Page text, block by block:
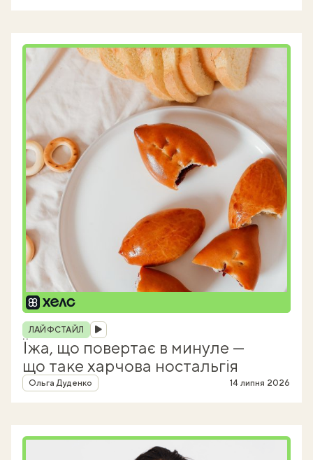
Рубрика
ЛАЙФСТАЙЛ
Їжа, що повертає в минуле —
що таке харчова ностальгія
Автор
Ольга Дуденко 14 липня 2026